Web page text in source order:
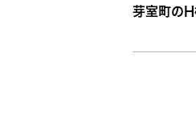
芽室町の